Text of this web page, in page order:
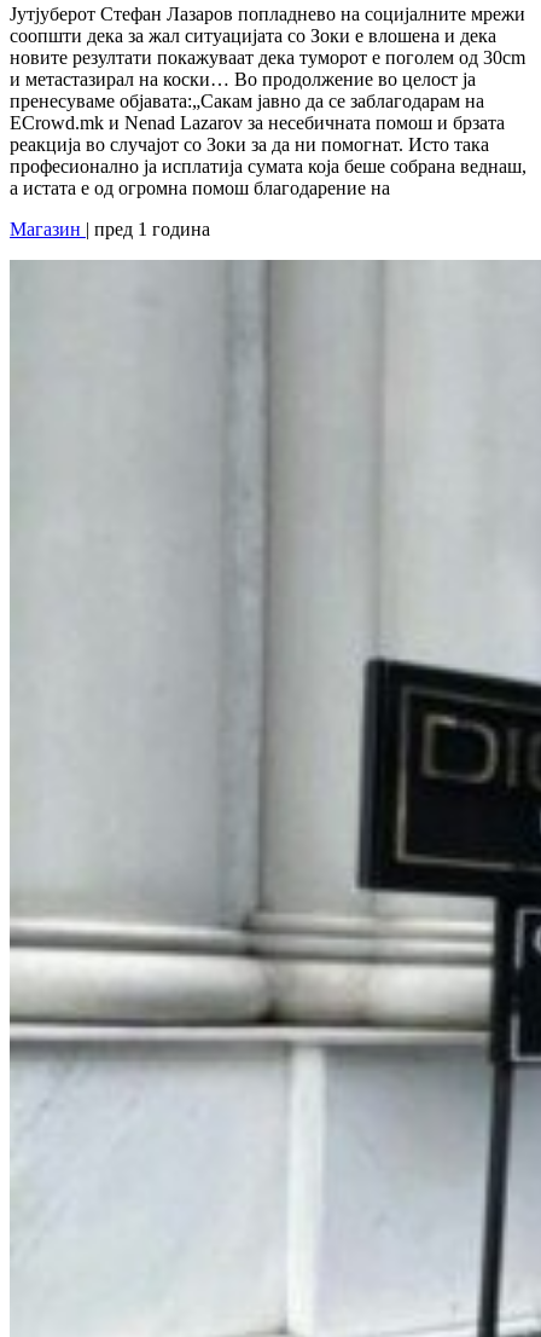
Јутјуберот Стефан Лазаров попладнево на социјалните мрежи
соопшти дека за жал ситуацијата со Зоки е влошена и дека
новите резултати покажуваат дека туморот е поголем од 30cm
и метастазирал на коски… Во продолжение во целост ја
пренесуваме објавата:„Сакам јавно да се заблагодарам на
ECrowd.mk и Nenad Lazarov за несебичната помош и брзата
реакција во случајот со Зоки за да ни помогнат. Исто така
професионално ја исплатија сумата која беше собрана веднаш,
а истата е од огромна помош благодарение на
Магазин | пред 1 година